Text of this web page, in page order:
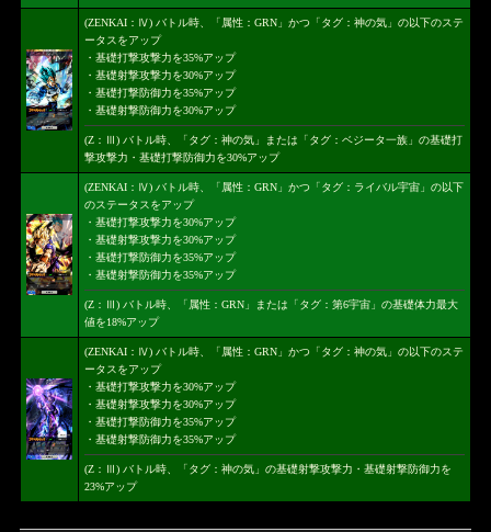
(ZENKAI：Ⅳ) バトル時、「属性：GRN」かつ「タグ：神の気」の以下のステ
ータスをアップ
・基礎打撃攻撃力を35%アップ
・基礎射撃攻撃力を30%アップ
・基礎打撃防御力を35%アップ
・基礎射撃防御力を30%アップ
(Z：Ⅲ) バトル時、「タグ：神の気」または「タグ：ベジータ一族」の基礎打
撃攻撃力・基礎打撃防御力を30%アップ
(ZENKAI：Ⅳ) バトル時、「属性：GRN」かつ「タグ：ライバル宇宙」の以下
のステータスをアップ
・基礎打撃攻撃力を30%アップ
・基礎射撃攻撃力を30%アップ
・基礎打撃防御力を35%アップ
・基礎射撃防御力を35%アップ
(Z：Ⅲ) バトル時、「属性：GRN」または「タグ：第6宇宙」の基礎体力最大
値を18%アップ
(ZENKAI：Ⅳ) バトル時、「属性：GRN」かつ「タグ：神の気」の以下のステ
ータスをアップ
・基礎打撃攻撃力を30%アップ
・基礎射撃攻撃力を30%アップ
・基礎打撃防御力を35%アップ
・基礎射撃防御力を35%アップ
(Z：Ⅲ) バトル時、「タグ：神の気」の基礎射撃攻撃力・基礎射撃防御力を
23%アップ